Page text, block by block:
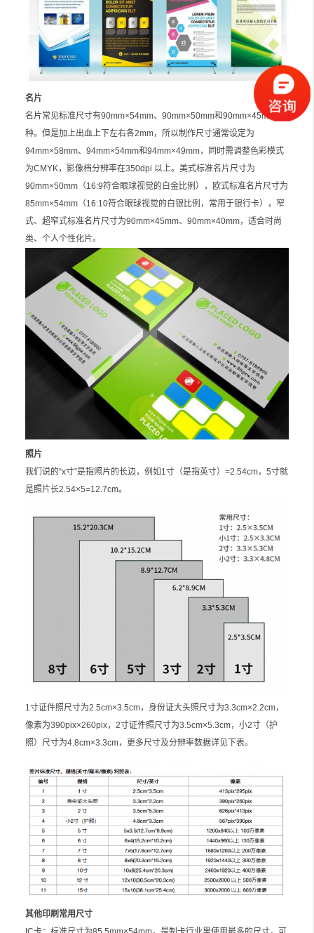
名片
名片常见标准尺寸有90mm×54mm、90mm×50mm和90mm×45mm三
种。但是加上出血上下左右各2mm，所以制作尺寸通常设定为
94mm×58mm、94mm×54mm和94mm×49mm，同时需调整色彩模式
为CMYK，影像档分辨率在350dpi 以上。美式标准名片尺寸为
90mm×50mm（16:9符合眼球视觉的白金比例），欧式标准名片尺寸为
85mm×54mm（16:10符合眼球视觉的白银比例，常用于银行卡），窄
式、超窄式标准名片尺寸为90mm×45mm、90mm×40mm，适合时尚
类、个人个性化片。
照片
我们说的“x寸”是指照片的长边，例如1寸（是指英寸）=2.54cm，5寸就
是照片长2.54×5=12.7cm。
1寸证件照尺寸为2.5cm×3.5cm，身份证大头照尺寸为3.3cm×2.2cm，
像素为390pix×260pix，2寸证件照尺寸为3.5cm×5.3cm，小2寸（护
照）尺寸为4.8cm×3.3cm，更多尺寸及分辨率数据详见下表。
其他印刷常用尺寸